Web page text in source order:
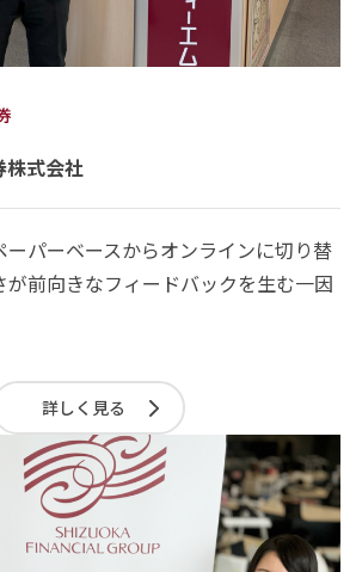
株式会社
パーベースからオンラインに切り替
が前向きなフィードバックを生む一因
詳しく見る